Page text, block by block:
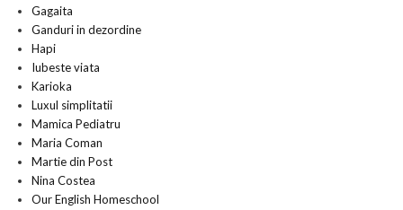
Gagaita
Ganduri in dezordine
Hapi
Iubeste viata
Karioka
Luxul simplitatii
Mamica Pediatru
Maria Coman
Martie din Post
Nina Costea
Our English Homeschool